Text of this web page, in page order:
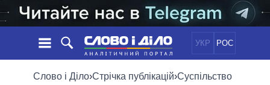
УКР РОС
НОВИНИ
Слово і Діло›Стрічка публікацій›Суспільство